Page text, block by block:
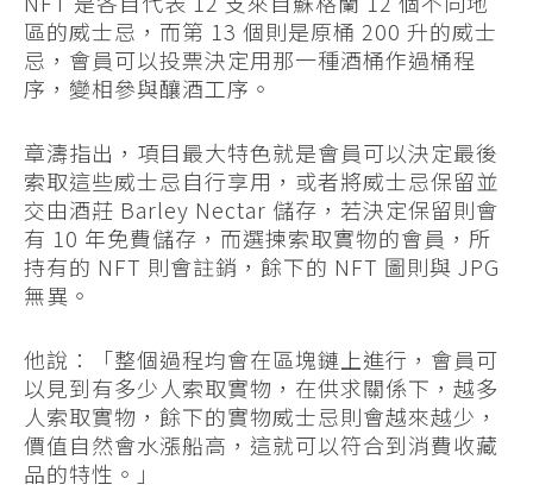
區的威士忌，而第 13 個則是原桶 200 升的威士
忌，會員可以投票決定用那一種酒桶作過桶程
序，變相參與釀酒工序。
章濤指出，項目最大特色就是會員可以決定最後
索取這些威士忌自行享用，或者將威士忌保留並
交由酒莊 Barley Nectar 儲存，若決定保留則會
有 10 年免費儲存，而選揀索取實物的會員，所
持有的 NFT 則會註銷，餘下的 NFT 圖則與 JPG
無異。
他說：「整個過程均會在區塊鏈上進行，會員可
以見到有多少人索取實物，在供求關係下，越多
人索取實物，餘下的實物威士忌則會越來越少，
價值自然會水漲船高，這就可以符合到消費收藏
品的特性。」